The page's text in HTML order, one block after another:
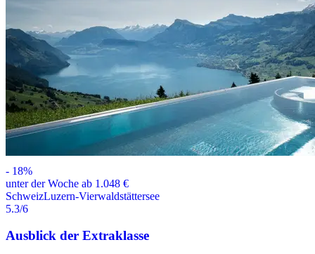
- 18%
unter der Woche ab 1.048 €
SchweizLuzern-Vierwaldstättersee
5.3/6
Ausblick der Extraklasse